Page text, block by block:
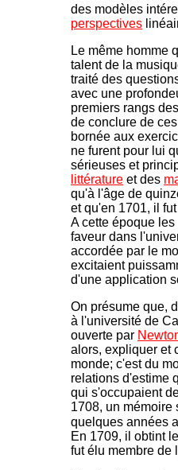
des modèles
perspectives
Le même homme
talent de la
traité des
avec une
premiers rangs
de conclure de
bornée aux
ne furent pour lui
sérieuses et
littérature et des
qu'à l'âge de
et qu'en 1701, il
A cette époque
faveur dans
accordée par le
excitaient
d'une application
On présume que,
à l'université de
ouverte par
alors, expliquer et
monde; c'est du
relations d'estime
qui s'occupaient
1708, un mémoire
quelques années
En 1709, il obtint
fut élu membre de